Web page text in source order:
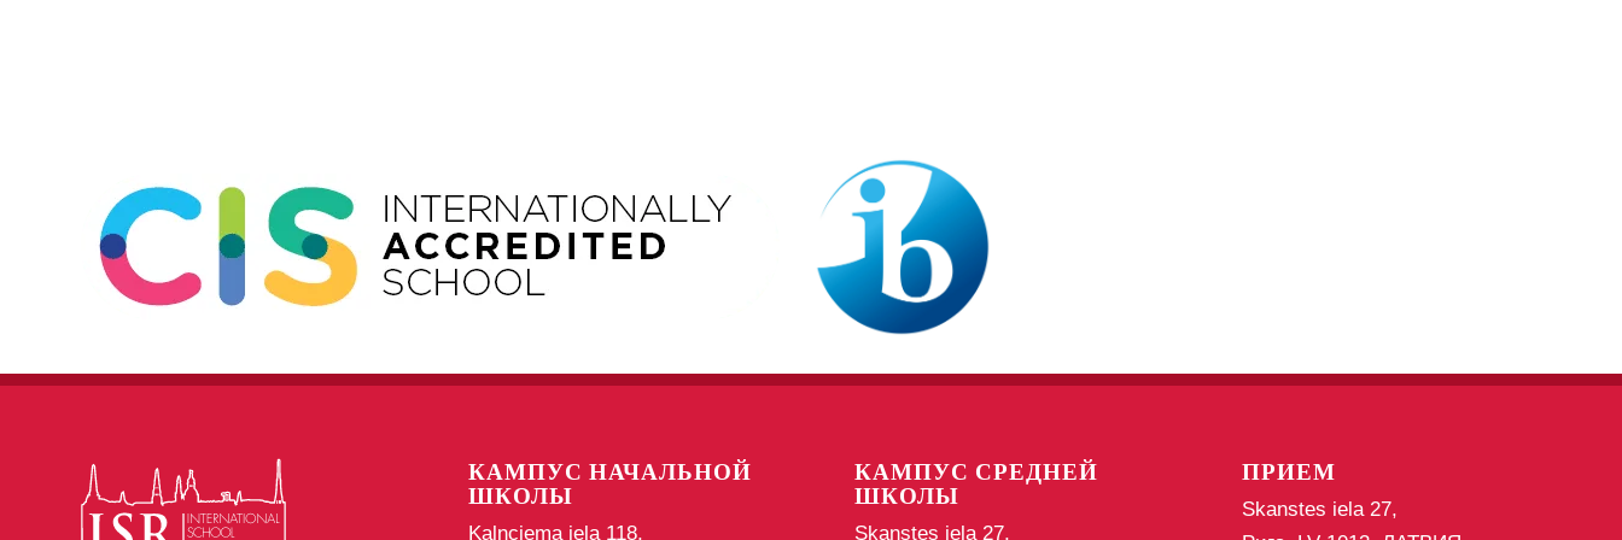
КАМПУС НАЧАЛЬНОЙ
ШКОЛЫ
Kalnciema iela 118,
КАМПУС СРЕДНЕЙ
ШКОЛЫ
Skanstes iela 27,
ПРИЕМ
Skanstes iela 27,